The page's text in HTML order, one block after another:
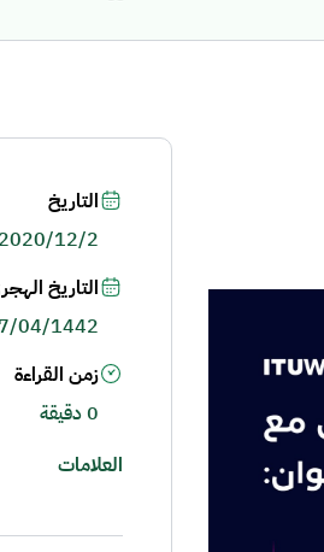
التاريخ
2020/12/2
التاريخ
04/1442
زمن القراءة
0 دقيقة
العلامات